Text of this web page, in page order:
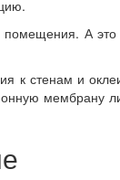
А это
к стенам и
мембрану